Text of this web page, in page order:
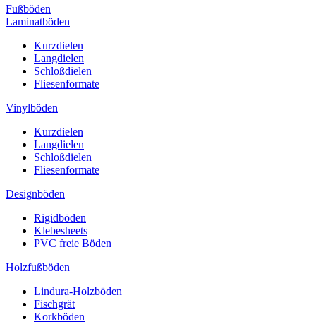
Fußböden
Laminatböden
Kurzdielen
Langdielen
Schloßdielen
Fliesenformate
Vinylböden
Kurzdielen
Langdielen
Schloßdielen
Fliesenformate
Designböden
Rigidböden
Klebesheets
PVC freie Böden
Holzfußböden
Lindura-Holzböden
Fischgrät
Korkböden